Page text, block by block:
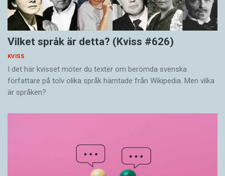
Vilket språk är detta? (Kviss #626)
KVISS
I det här kvisset möter du texter om berömda svenska
författare på tolv olika språk hämtade från Wikipedia. Men vilka
är språken?